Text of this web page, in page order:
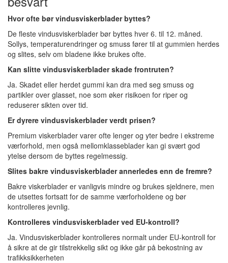
Hvor ofte bør vindusviskerblader byttes?
De fleste vindusviskerblader bør byttes hver 6. til 12. måned.
Sollys, temperaturendringer og smuss fører til at gummien herdes
og slites, selv om bladene ikke brukes ofte.
Kan slitte vindusviskerblader skade frontruten?
Ja. Skadet eller herdet gummi kan dra med seg smuss og
partikler over glasset, noe som øker risikoen for riper og
reduserer sikten over tid.
Er dyrere vindusviskerblader verdt prisen?
Premium viskerblader varer ofte lenger og yter bedre i ekstreme
værforhold, men også mellomklasseblader kan gi svært god
ytelse dersom de byttes regelmessig.
Slites bakre vindusviskerblader annerledes enn de fremre?
Bakre viskerblader er vanligvis mindre og brukes sjeldnere, men
de utsettes fortsatt for de samme værforholdene og bør
kontrolleres jevnlig.
Kontrolleres vindusviskerblader ved EU-kontroll?
Ja. Vindusviskerblader kontrolleres normalt under EU-kontroll for
å sikre at de gir tilstrekkelig sikt og ikke går på bekostning av
trafikksikkerheten